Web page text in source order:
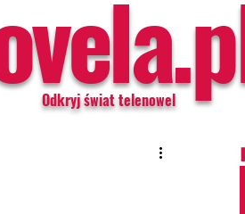
Odkryj świat telenowel